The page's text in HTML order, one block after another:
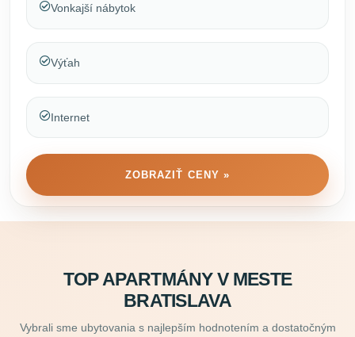
Vonkajší nábytok
Výťah
Internet
ZOBRAZIŤ CENY »
TOP APARTMÁNY V MESTE
BRATISLAVA
Vybrali sme ubytovania s najlepším hodnotením a dostatočným